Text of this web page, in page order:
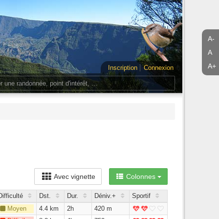
A-
A
A+
Inscription
Connexion
Colonnes
Avec vignette
Dst. Dur. Déniv.+
Sportif
Moyen 4.4 km 2h
420 m